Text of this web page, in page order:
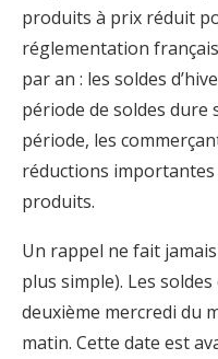
produits à prix réduit
réglementation
par an : les soldes
période de soldes dure
période, les
réductions
produits.
Un rappel ne fait
plus simple). Les
deuxième mercredi du
matin. Cette date est